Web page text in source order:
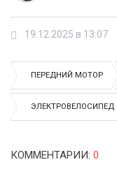
19.12.2025 в 13:07
ПЕРЕДНИЙ МОТОР
ЭЛЕКТРОВЕЛОСИПЕД
КОММЕНТАРИИ: 0